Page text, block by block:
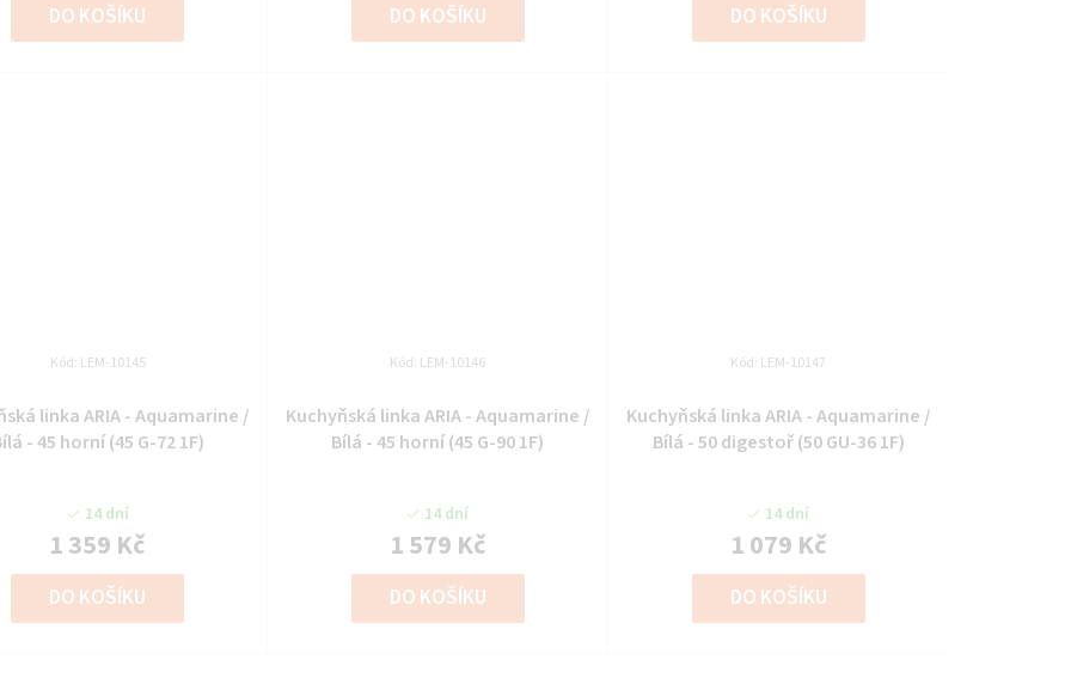
DO KOŠÍKU DO KOŠÍKU DO KOŠÍKU
linka ARIA - Aquamarine /
- 45 horní (45 G-72 1F)
14 dní
1 359 Kč
DO KOŠÍKU
Kód: LEM-10145
Kuchyňská linka ARIA - Aquamarine /
Bílá - 45 horní (45 G-90 1F)
14 dní
1 579 Kč
DO KOŠÍKU
Kód: LEM-10146
Kuchyňská linka ARIA - Aquamarine /
Bílá - 50 digestoř (50 GU-36 1F)
14 dní
1 079 Kč
DO KOŠÍKU
Kód: LEM-10147